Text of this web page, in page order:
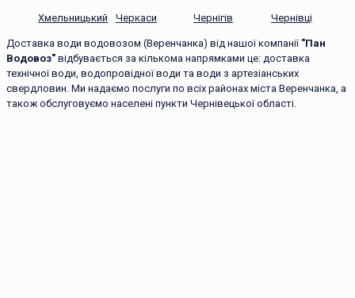
Хмельницький Черкаси Чернігів Чернівці
Доставка води водовозом (Веренчанка) від нашої компанії "Пан
Водовоз" відбувається за кількома напрямками це: доставка
технічної води, водопровідної води та води з артезіанських
свердловин. Ми надаємо послуги по всіх районах міста Веренчанка, а
також обслуговуємо населені пункти Чернівецької області.